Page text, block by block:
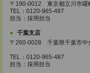
〒190-0012 東京都立川市
TEL：0120-965-487
担当：採用担当
千葉支店
〒260-0028 千葉県千葉市
TEL：0120-965-487
担当：採用担当